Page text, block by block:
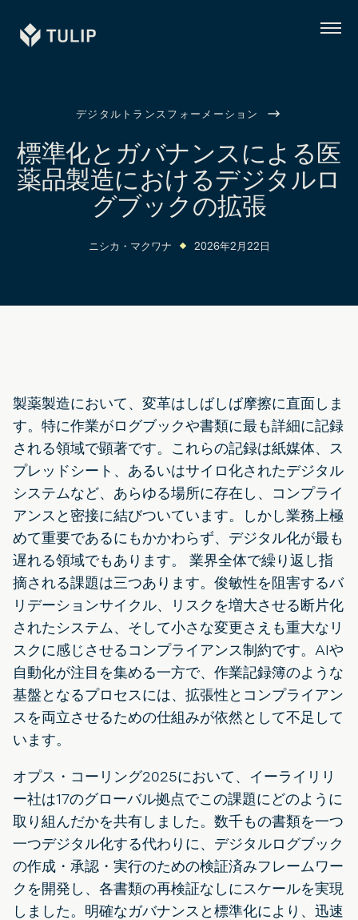
Tulip
メ
デジタルトランスフォーメーション
標準化とガバナンスによる医
薬品製造におけるデジタルロ
グブックの拡張
ニシカ・マクワナ 2026年2月22日
製薬製造において、変革はしばしば摩擦に直面しま
す。特に作業がログブックや書類に最も詳細に記録
される領域で顕著です。これらの記録は紙媒体、ス
プレッドシート、あるいはサイロ化されたデジタル
システムなど、あらゆる場所に存在し、コンプライ
アンスと密接に結びついています。しかし業務上極
めて重要であるにもかかわらず、デジタル化が最も
遅れる領域でもあります。 業界全体で繰り返し指
摘される課題は三つあります。俊敏性を阻害するバ
リデーションサイクル、リスクを増大させる断片化
されたシステム、そして小さな変更さえも重大なリ
スクに感じさせるコンプライアンス制約です。AIや
自動化が注目を集める一方で、作業記録簿のような
基盤となるプロセスには、拡張性とコンプライアン
スを両立させるための仕組みが依然として不足して
います。
オプス・コーリング2025において、イーライリリ
ー社は17のグローバル拠点でこの課題にどのように
取り組んだかを共有しました。数千もの書類を一つ
一つデジタル化する代わりに、デジタルログブック
の作成・承認・実行のための検証済みフレームワー
クを開発し、各書類の再検証なしにスケールを実現
しました。明確なガバナンスと標準化により、迅速